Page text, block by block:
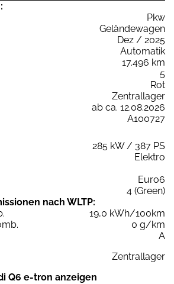
Pkw
Geländewagen
Dez / 2025
Automatik
17.496 km
5
Rot
Zentrallager
ab ca. 12.08.2026
A100727
285 kW / 387 PS
Elektro
Euro6
4 (Green)
nach WLTP:
19,0 kWh/100km
0 g/km
A
Zentrallager
Q6 e-tron anzeigen